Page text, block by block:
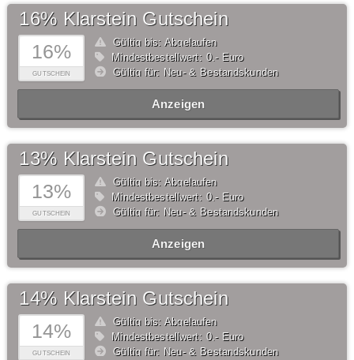
16%
GUTSCHEIN
16% Klarstein Gutschein
Gültig bis: Abgelaufen
Mindestbestellwert: 0,- Euro
Gültig für: Neu- & Bestandskunden
Anzeigen
13%
GUTSCHEIN
13% Klarstein Gutschein
Gültig bis: Abgelaufen
Mindestbestellwert: 0,- Euro
Gültig für: Neu- & Bestandskunden
Anzeigen
14%
GUTSCHEIN
14% Klarstein Gutschein
Gültig bis: Abgelaufen
Mindestbestellwert: 0,- Euro
Gültig für: Neu- & Bestandskunden